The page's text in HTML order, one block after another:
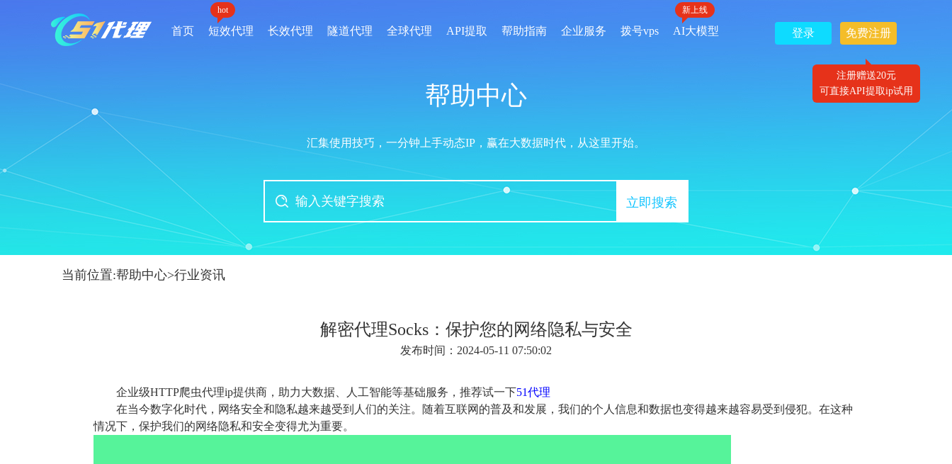
首页
hot
短效代理 长效代理 隧道代理 全球代理 API提取 帮助指南 企业服务 拨号vps
新上线
AI大模型 登录
注册赠送20元
可直接API提取ip试用
免费注册
帮助中心
汇集使用技巧，一分钟上手动态IP，赢在大数据时代，从这里开始。
立即搜索
当前位置:帮助中心>行业资讯
解密代理Socks：保护您的网络隐私与安全
发布时间：2024-05-11 07:50:02
企业级HTTP爬虫代理ip提供商，助力大数据、人工智能等基础服务，推荐试一下51代理
在当今数字化时代，网络安全和隐私越来越受到人们的关注。随着互联网的普及和发展，我们的个人信息和数据也变得越来越容易受到侵犯。在这种
情况下，保护我们的网络隐私和安全变得尤为重要。